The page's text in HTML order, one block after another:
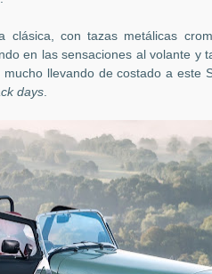
clásica, con tazas metálicas
en las sensaciones al volante y
llevando de costado a este
days